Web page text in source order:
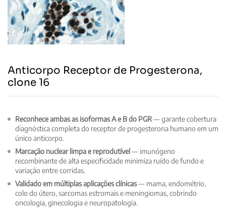
Anticorpo Receptor de Progesterona,
clone 16
Reconhece ambas as isoformas A e B do PGR— garante cobertura
diagnóstica completa do receptor de progesterona humano em um
único anticorpo.
Marcação nuclear limpa e reprodutível — imunógeno
recombinante de alta especificidade minimiza ruído de fundo e
variação entre corridas.
Validado em múltiplas aplicações clínicas— mama, endométrio,
colo do útero, sarcomas estromais e meningiomas, cobrindo
oncologia, ginecologia e neuropatologia.